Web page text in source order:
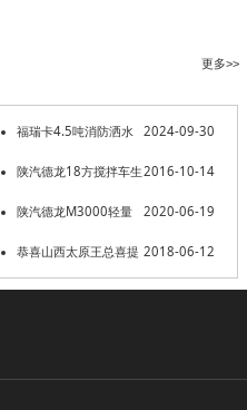
更多>>
2024-09-30
福瑞卡4.5吨消防洒水
车发往安徽合肥 2016-10-14
陕汽德龙18方搅拌车生
产现场 2020-06-19
陕汽德龙M3000轻量
化12方搅拌车发往贵州贵阳2018-06-12
恭喜山西太原王总喜提
2台东风6方搅拌车